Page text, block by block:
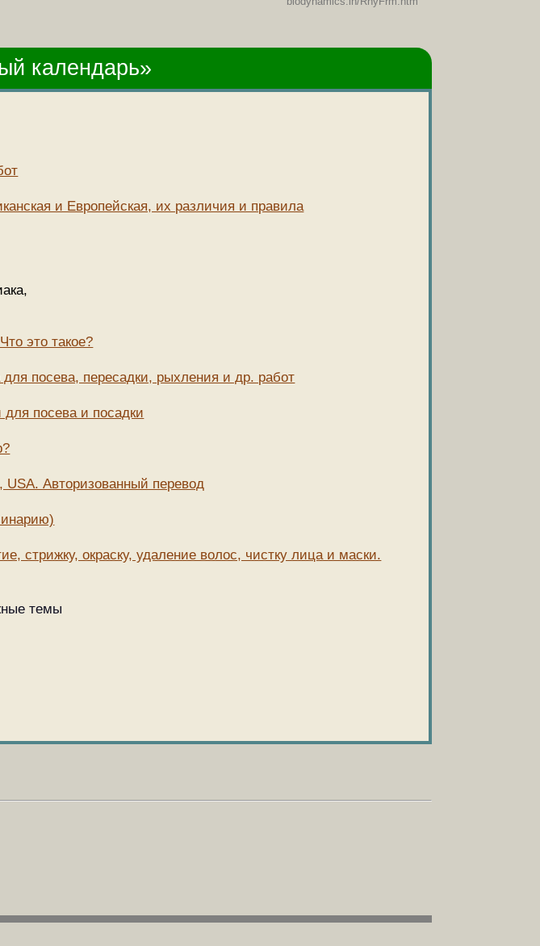
календарь»
и Европейская, их различия и правила
это такое?
посева, пересадки, рыхления и др. работ
посева и посадки
Авторизованный перевод
стрижку, окраску, удаление волос, чистку лица и маски.
темы